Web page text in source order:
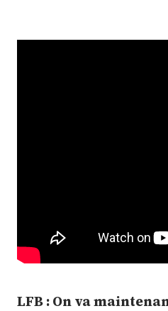
LFB : On va